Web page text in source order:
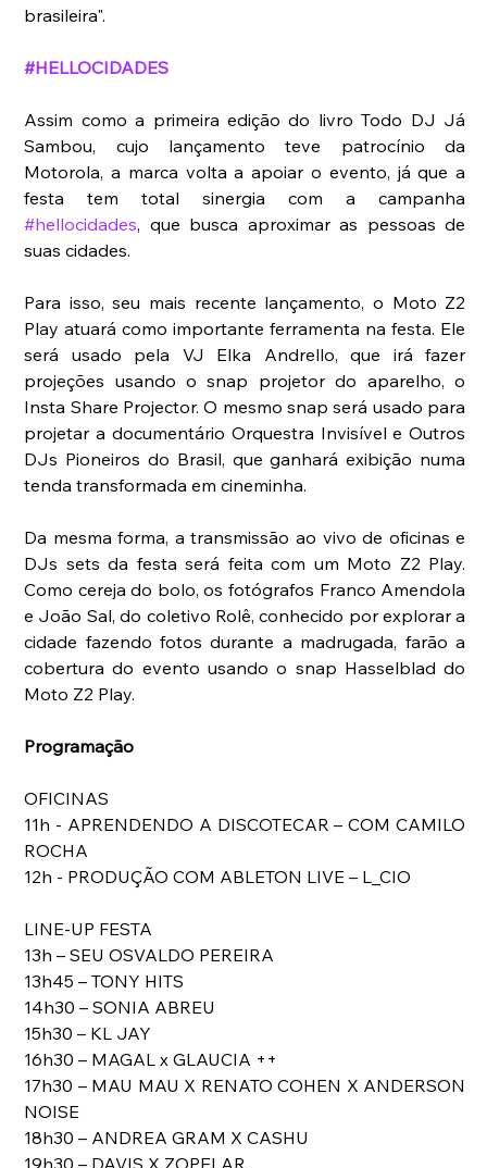
brasileira".
#HELLOCIDADES
Assim como a primeira edição do livro Todo DJ Já
Sambou, cujo lançamento teve patrocínio da
Motorola, a marca volta a apoiar o evento, já que a
#hellocidades, que busca aproximar as pessoas de
suas cidades.
Para isso, seu mais recente lançamento, o Moto Z2
Play atuará como importante ferramenta na festa. Ele
será usado pela VJ Elka Andrello, que irá fazer
projeções usando o snap projetor do aparelho, o
Insta Share Projector. O mesmo snap será usado para
projetar a documentário Orquestra Invisível e Outros
DJs Pioneiros do Brasil, que ganhará exibição numa
tenda transformada em cineminha.
Da mesma forma, a transmissão ao vivo de oficinas e
DJs sets da festa será feita com um Moto Z2 Play.
Como cereja do bolo, os fotógrafos Franco Amendola
e João Sal, do coletivo Rolê, conhecido por explorar a
cidade fazendo fotos durante a madrugada, farão a
cobertura do evento usando o snap Hasselblad do
Moto Z2 Play.
Programação
OFICINAS
11h - APRENDENDO A DISCOTECAR – COM CAMILO
ROCHA
12h - PRODUÇÃO COM ABLETON LIVE – L_CIO
LINE-UP FESTA
13h – SEU OSVALDO PEREIRA
13h45 – TONY HITS
14h30 – SONIA ABREU
15h30 – KL JAY
16h30 – MAGAL x GLAUCIA ++
17h30 – MAU MAU X RENATO COHEN X ANDERSON
NOISE
18h30 – ANDREA GRAM X CASHU
19h30 – DAVIS X ZOPELAR